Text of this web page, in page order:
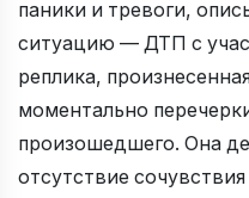
паники и тревоги,
ситуацию — ДТП с
реплика,
моментально
произошедшего. Она
отсутствие